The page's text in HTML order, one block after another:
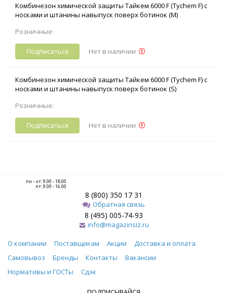
Комбинезон химической защиты Тайкем 6000 F (Tychem F) с
носками и штанины навыпуск поверх ботинок (M)
Розничные:
Подписаться Нет в наличии
Комбинезон химической защиты Тайкем 6000 F (Tychem F) с
носками и штанины навыпуск поверх ботинок (S)
Розничные:
Подписаться Нет в наличии
пн - чт: 9.00 - 18.00
пт: 9.00 - 16.00
8 (800) 350 17 31
Обратная связь
8 (495) 005-74-93
info@magazinsiz.ru
О компании Поставщикам Акции
Доставка и оплата
Самовывоз
Бренды Контакты
Вакансии
Нормативы и ГОСТы
Сдэк